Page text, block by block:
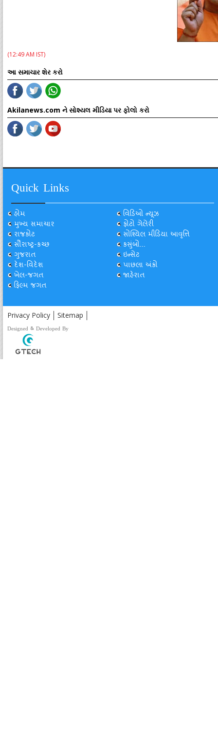
(12:49 AM IST)
આ સમાચાર શેર કરો
Akilanews.com ને સોશ્યલ મીડિયા પર ફોલો કરો
Quick Links
હોમ
મુખ્ય સમાચાર
રાજકોટ
સૌરાષ્ટ્ર-કચ્છ
ગુજરાત
દેશ-વિદેશ
ખેલ-જગત
ફિલ્મ જગત
વિડિઓ ન્યૂઝ
ફોટો ગેલેરી
સોશ્યિલ મીડિયા આવૃત્તિ
કસુંબો...
ઇન્સેટ
પાછલા અંકો
જાહેરાત
Privacy Policy Sitemap
Designed & Developed By